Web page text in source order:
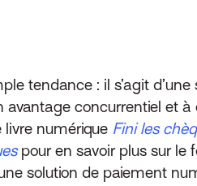
tendance : il s’agit
concurrentiel et
numérique Fini les
pour en savoir plus sur le
solution de paiement